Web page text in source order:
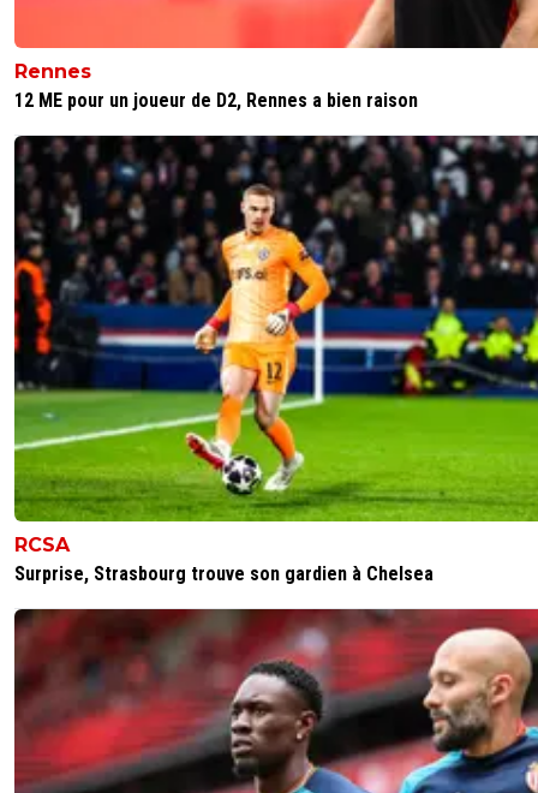
Mais chuis tombé sur une vidéo à Roubaix où
personnes étaient à l'arrêt, ces merdeux
qu'il y avait dans le coffre. Ça date d'hier...
Donc je veux bien ne pas crier, mais c'est
même tout sauf impossible.
Mais attendons et voyons, y'a pas de souci.
+ Répondre
DukeTogo13 09 juillet 2026 à 12:42 +
Fait surtout arrter de tout minimiser on voit ou
nous mène
0+ Répondre
montana 05 juillet 2026 à 18:48 +213
De mieux en mieux... Faut arrêter la ganja...
soldiez 05 juillet 2026 à 18:29 +176
Ce lundi 22 juin... Ok ça marche ! Merci pour l'info Foot01
Répondre
Rennes
12 ME pour un joueur de D2, Rennes a bien raison
RCSA
Surprise, Strasbourg trouve son gardien à Chelsea